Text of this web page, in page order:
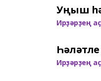
Уңыш
Ирҙәрҙең
Ирҙәрҙең